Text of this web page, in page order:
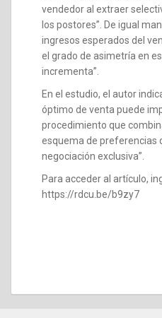
vendedor al extraer
los postores”. De igual
ingresos esperados del
el grado de asimetría en
incrementa”.
En el estudio, el autor
óptimo de venta puede
procedimiento que
esquema de preferencias
negociación exclusiva”.
Para acceder al artículo,
https://rdcu.be/b9zy7